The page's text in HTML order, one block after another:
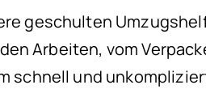
geschulten
Arbeiten, vom
schnell und